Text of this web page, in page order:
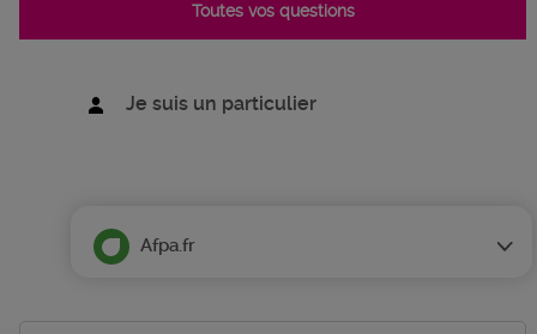
Toutes vos questions
Je suis un particulier
Afpa.fr